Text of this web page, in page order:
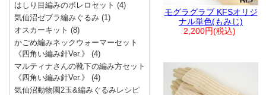
モグラグラブ KFSオリジ
ナル単色(もみじ)
2,200円(税込)
はしり目編みのボレロセット (4)
気仙沼ゼブラ編みぐるみ (1)
オスカーキット (8)
かごめ編みネックウォーマーセット
《四角い編み針Ver.》
(4)
マルティナさんの靴下の編み方セット
《四角い編み針Ver.》
(4)
気仙沼動物園2玉&編みぐるみレシピ